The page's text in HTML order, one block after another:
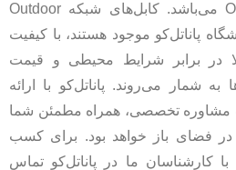
موفقیت پروژه‌های Outdoor می‌باشد. کابل‌های شبکه Outdoor
پاناتل‌کو موجود هستند، با کیفیت
در برابر شرایط محیطی و قیمت
به شمار می‌روند. پاناتل‌کو با ارائه
مشاوره تخصصی، همراه مطمئن شما
فضای باز خواهد بود. برای کسب
با کارشناسان ما در پاناتل‌کو تماس